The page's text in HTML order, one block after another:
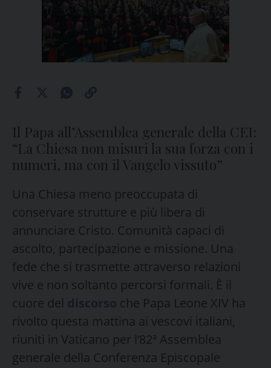
Il Papa all’Assemblea generale della CEI:
“La Chiesa non misuri la sua forza con i
numeri, ma con il Vangelo vissuto”
Una Chiesa meno preoccupata di
conservare strutture e più libera di
annunciare Cristo. Comunità capaci di
ascolto, partecipazione e missione. Una
fede che si trasmette attraverso relazioni
vive e non soltanto percorsi formali. È il
cuore del
che Papa Leone XIV ha
rivolto questa mattina ai vescovi italiani,
riuniti in Vaticano per l’82ª Assemblea
generale della Conferenza Episcopale